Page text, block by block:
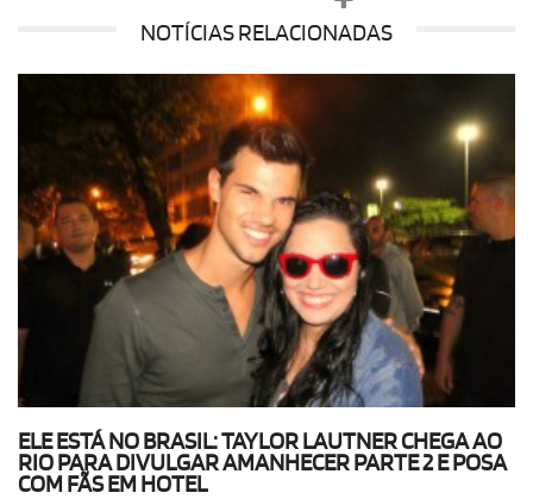
NOTÍCIAS RELACIONADAS
ELE ESTÁ NO BRASIL: TAYLOR LAUTNER CHEGA AO
RIO PARA DIVULGAR AMANHECER PARTE 2 E POSA
COM FÃS EM HOTEL